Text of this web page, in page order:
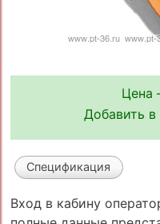
Цена
Добавить в
Спецификация
Вход в кабину